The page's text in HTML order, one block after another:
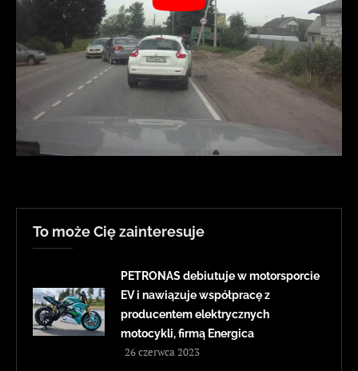
To może Cię zainteresuje
PETRONAS debiutuje w motorsporcie
EV i nawiązuje współpracę z
producentem elektrycznych
motocykli, firmą Energica
26 czerwca 2023